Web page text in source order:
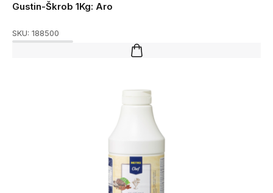
Gustin-Škrob 1Kg: Aro
SKU: 188500